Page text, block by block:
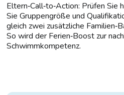
Eltern‑Call‑to‑Action: Prüfen
Sie Gruppengröße und
gleich zwei zusätzliche
So wird der Ferien‑Boost zur
Schwimmkompetenz.